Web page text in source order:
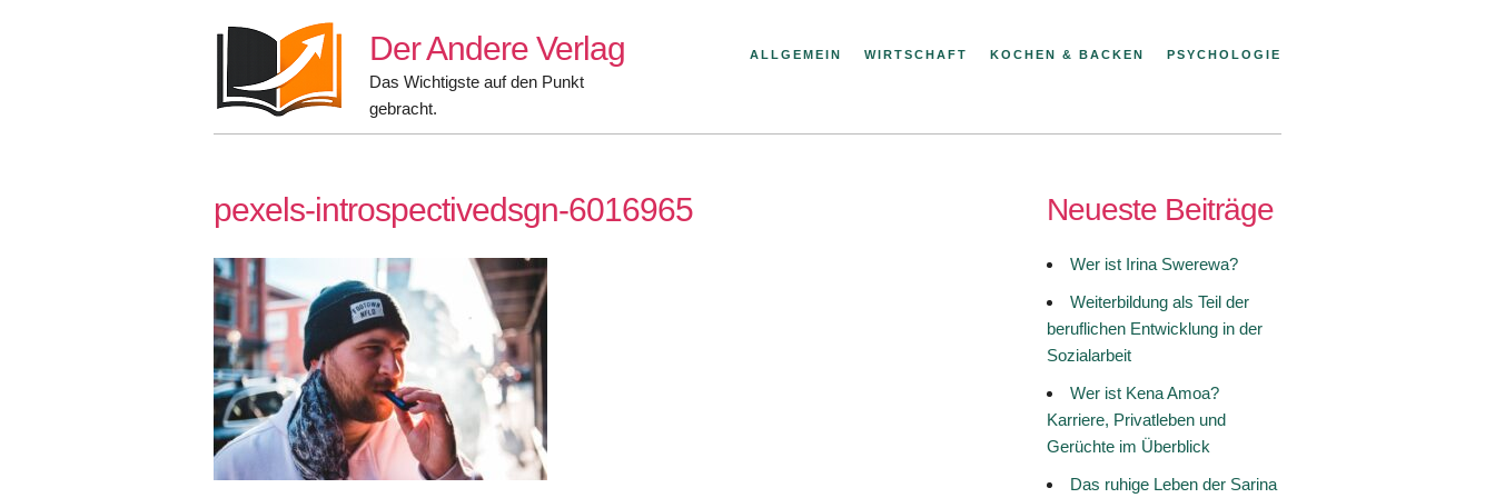
Der Andere Verlag
Das Wichtigste auf den Punkt
gebracht.
ALLGEMEIN WIRTSCHAFT KOCHEN & BACKEN PSYCHOLOGIE
pexels-introspectivedsgn-6016965 Neueste Beiträge
Wer ist Irina Swerewa?
Weiterbildung als Teil der
beruflichen Entwicklung in der
Sozialarbeit
Wer ist Kena Amoa?
Karriere, Privatleben und
Gerüchte im Überblick
Das ruhige Leben der Sarina